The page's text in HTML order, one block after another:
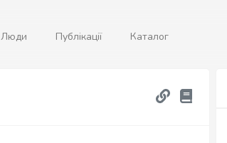
Люди Публікації Каталог